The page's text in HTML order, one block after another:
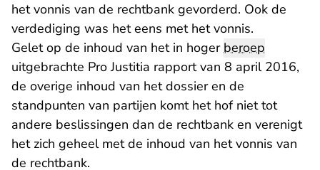
het vonnis van de rechtbank gevorderd. Ook de
verdediging was het eens met het vonnis.
Gelet op de inhoud van het in hogerberoep
uitgebrachte Pro Justitia rapport van 8 april 2016,
de overige inhoud van het dossier en de
standpunten van partijen komt het hof niet tot
andere beslissingen dan de rechtbank en verenigt
het zich geheel met de inhoud van het vonnis van
de rechtbank.